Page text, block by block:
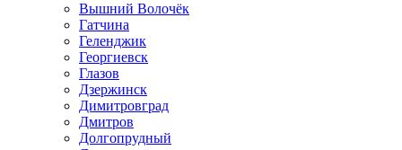
Вышний Волочёк
Гатчина
Геленджик
Георгиевск
Глазов
Дзержинск
Димитровград
Дмитров
Долгопрудный